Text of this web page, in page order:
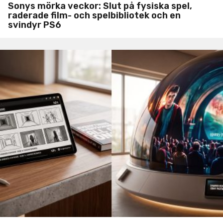
Sonys mörka veckor: Slut på fysiska spel,
raderade film- och spelbibliotek och en
svindyr PS6